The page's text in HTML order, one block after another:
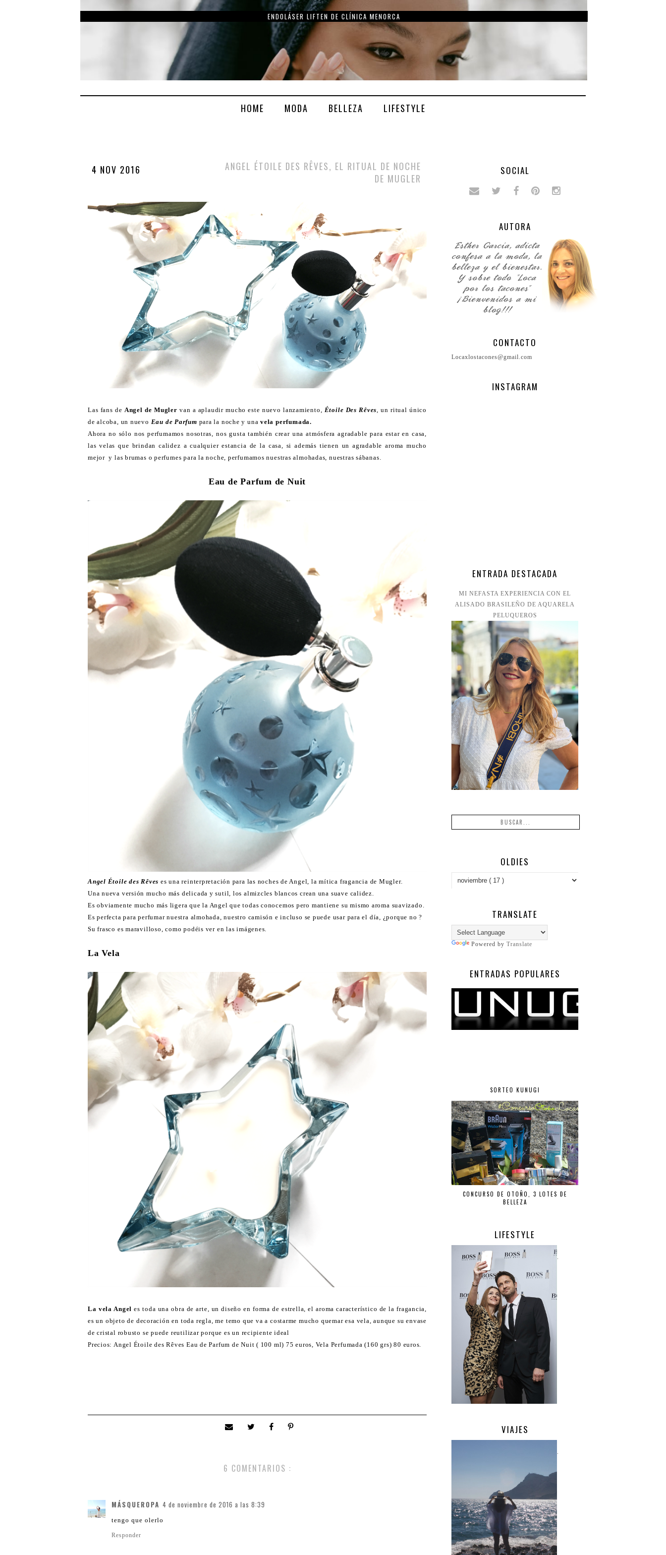
ENDOLÁSER LIFTEN DE CLÍNICA MENORCA
HOME MODA BELLEZA LIFESTYLE
4 NOV 2016
ANGEL ÉTOILE DES RÊVES, EL RITUAL DE NOCHE
DE MUGLER
Las fans de Angel de Mugler van a aplaudir mucho este nuevo lanzamiento, Étoile Des Rêves , un ritual único
de alcoba, un nuevo Eau de Parfum para la noche y unavela perfumada.
Ahora no sólo nos perfumamos nosotras, nos gusta también crear una atmósfera agradable para estar en casa,
las velas que brindan calidez a cualquier estancia de la casa, si además tienen un agradable aroma mucho
mejor y las brumas o perfumes para la noche, perfumamos nuestras almohadas, nuestras sábanas.
Eau de Parfum de Nuit
Angel Étoile des Rêves es una reinterpretación para las noches de Angel, la mítica fragancia de Mugler.
Una nueva versión mucho más delicada y sutil, los almizcles blancos crean una suave calidez.
Es obviamente mucho más ligera que la Angel que todas conocemos pero mantiene su mismo aroma suavizado.
Es perfecta para perfumar nuestra almohada, nuestro camisón e incluso se puede usar para el día, ¿porque no ?
Su frasco es maravilloso, como podéis ver en las imágenes.
La Vela
La vela Angeles toda una obra de arte, un diseño en forma de estrella, el aroma característico de la fragancia,
es un objeto de decoración en toda regla, me temo que va a costarme mucho quemar esa vela, aunque su envase
de cristal robusto se puede reutilizar porque es un recipiente ideal
Precios: Angel Étoile des Rêves Eau de Parfum de Nuit ( 100 ml) 75 euros, Vela Perfumada (160 grs) 80 euros.
6 COMENTARIOS :
MÁSQUEROPA 4 de noviembre de 2016 a las 8:39
tengo que olerlo
Responder
SOCIAL
AUTORA
CONTACTO
Locaxlostacones@gmail.com
INSTAGRAM
ENTRADA DESTACADA
MI NEFASTA EXPERIENCIA CON EL
ALISADO BRASILEÑO DE AQUARELA
PELUQUEROS
OLDIES
TRANSLATE
Powered by Translate
ENTRADAS POPULARES
SORTEO KUNUGI
CONCURSO DE OTOÑO, 3 LOTES DE
BELLEZA
LIFESTYLE
.
VIAJES
.